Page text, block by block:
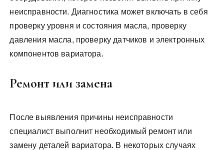
неисправности. Диагностика может включать в себя
проверку уровня и состояния масла, проверку
давления масла, проверку датчиков и электронных
компонентов вариатора.
Ремонт или замена
После выявления причины неисправности
специалист выполнит необходимый ремонт или
замену деталей вариатора. В некоторых случаях